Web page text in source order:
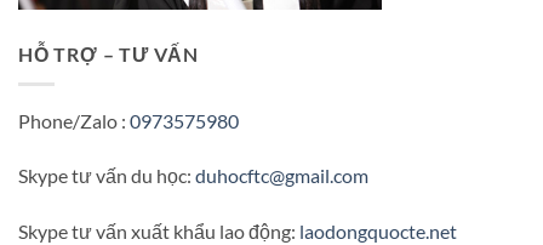
HỖ TRỢ – TƯ VẤN
Phone/Zalo : 0973575980
Skype tư vấn du học: duhocftc@gmail.com
Skype tư vấn xuất khẩu lao động: laodongquocte.net